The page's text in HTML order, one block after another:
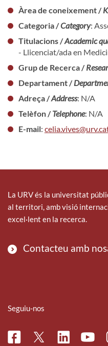
Àrea de coneixement /
Categoria /Category:
Titulacions /Academic
- Llicenciat/ada en
Grup de Recerca /
Departament /
Adreça /Address: N/A
Telèfon /Telephone: N/A
E-mail:
La URV és la universitat
al territori, amb visió
excel·lent en la recerca.
Contacteu amb
Seguiu-nos
FacebookTwitterLinkedin